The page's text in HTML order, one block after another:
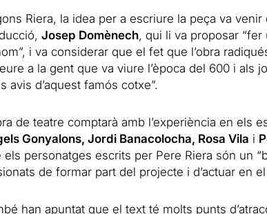
Riera, la idea per a escriure la peça va
Josep Domènech, qui li va proposar “fer
i va considerar que el fet que l’obra
a la gent que va viure l’època del 600 i als
avis d’aquest famós cotxe”.
de teatre comptarà amb l’experiència en els
Gonyalons, Jordi Banacolocha, Rosa Vila i
els personatges escrits per Pere Riera són un
de formar part del projecte i d’actuar en el
han apuntat que el text té molts punts